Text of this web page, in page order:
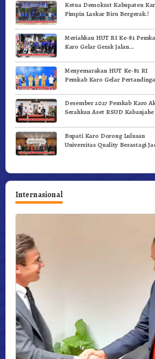
Ketua Demokrat Kabupaten
Pimpin Laskar Biru Bergerak.!
Meriahkan HUT RI Ke-81
Karo Gelar Gerak Jalan
Menyemarakan HUT Ke-81 RI
Pemkab Karo Gelar
Desember 2027 Pemkab Karo
Serahkan Aset RSUD
Bupati Karo Dorong Lulusan
Universitas Quality Berastagi
Internasional